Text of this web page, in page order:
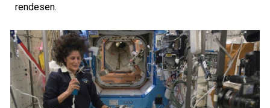
rendesen.